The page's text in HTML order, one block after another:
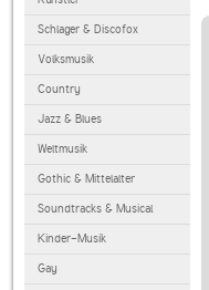
Schlager & Discofox
Volksmusik
Country
Jazz & Blues
Weltmusik
Gothic & Mittelalter
Soundtracks & Musical
Kinder-Musik
Gay